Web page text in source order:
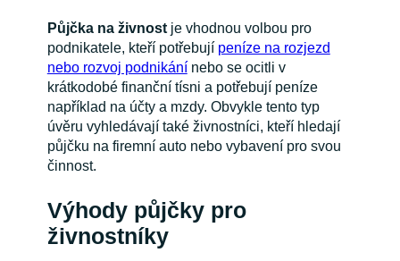
Půjčka na živnostje vhodnou volbou pro
podnikatele, kteří potřebují peníze na rozjezd
nebo rozvoj podnikánínebo se ocitli v
krátkodobé finanční tísni a potřebují peníze
například na účty a mzdy. Obvykle tento typ
úvěru vyhledávají také živnostníci, kteří hledají
půjčku na firemní auto nebo vybavení pro svou
činnost.
Výhody půjčky pro
živnostníky